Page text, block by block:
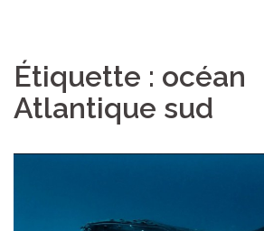
Étiquette : océan
Atlantique sud